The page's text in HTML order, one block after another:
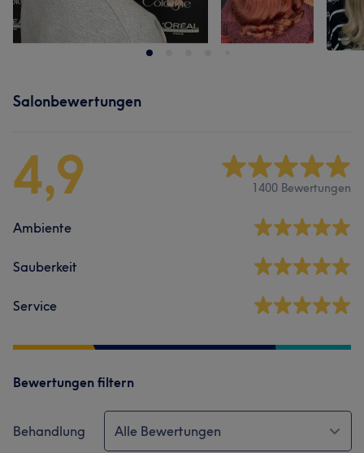
Salonbewertungen
4,9 1400 Bewertungen
Ambiente
Sauberkeit
Service
Bewertungen filtern
Behandlung Alle Bewertungen